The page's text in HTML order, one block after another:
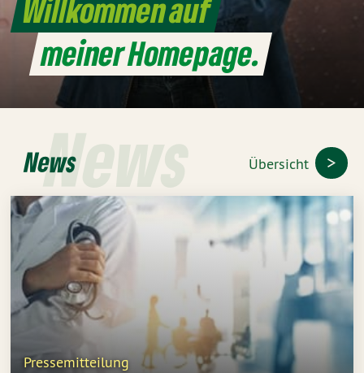
Willkommen auf
meiner Homepage.
News
News Übersicht
Pressemitteilung